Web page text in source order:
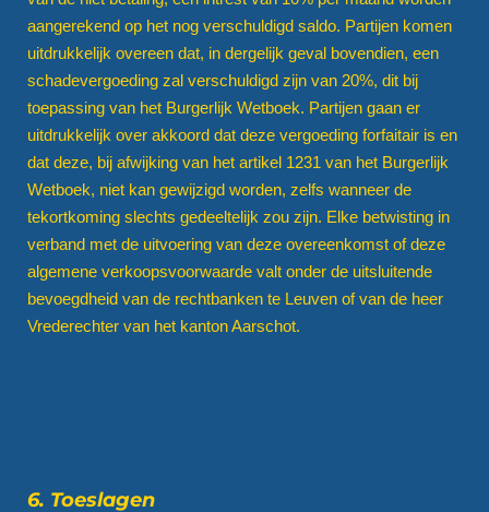
aangerekend op het nog verschuldigd saldo. Partijen komen
uitdrukkelijk overeen dat, in dergelijk geval bovendien, een
schadevergoeding zal verschuldigd zijn van 20%, dit bij
toepassing van het Burgerlijk Wetboek. Partijen gaan er
uitdrukkelijk over akkoord dat deze vergoeding forfaitair is en
dat deze, bij afwijking van het artikel 1231 van het Burgerlijk
Wetboek, niet kan gewijzigd worden, zelfs wanneer de
tekortkoming slechts gedeeltelijk zou zijn. Elke betwisting in
verband met de uitvoering van deze overeenkomst of deze
algemene verkoopsvoorwaarde valt onder de uitsluitende
bevoegdheid van de rechtbanken te Leuven of van de heer
Vrederechter van het kanton Aarschot.
6. Toeslagen